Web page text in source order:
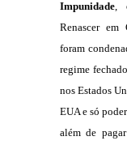
Impunidade,
Renascer em
foram
regime
nos Estados
EUA e só
além de